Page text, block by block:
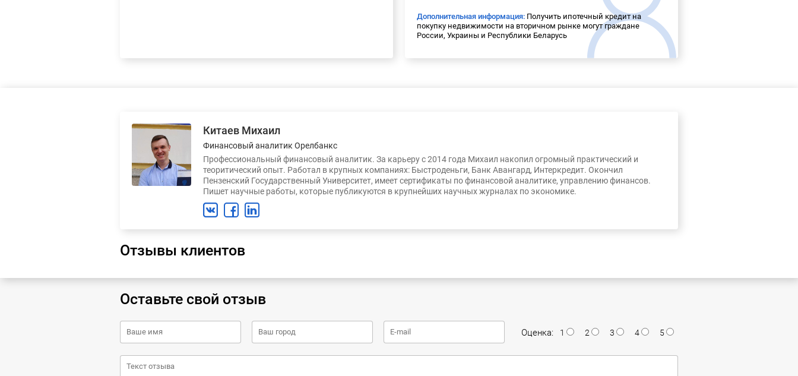
Дополнительная информация: Получить ипотечный кредит на
покупку недвижимости на вторичном рынке могут граждане
России, Украины и Республики Беларусь
Китаев Михаил
Финансовый аналитик Орелбанкс
Профессиональный финансовый аналитик. За карьеру с 2014 года Михаил накопил огромный практический и
теоритический опыт. Работал в крупных компаниях: Быстроденьги, Банк Авангард, Интеркредит. Окончил
Пензенский Государственный Университет, имеет сертификаты по финансовой аналитике, управлению финансов.
Пишет научные работы, которые публикуются в крупнейших научных журналах по экономике.
Отзывы клиентов
Оставьте свой отзыв
Оценка: 1 2 3 4 5